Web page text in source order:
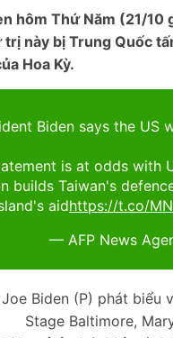
hôm Thứ Năm (21/
trị này bị Trung Quốc
Hoa Kỳ.
Biden says the US
is at odds with
builds Taiwan's
aidhttps://t.co/
— AFP News